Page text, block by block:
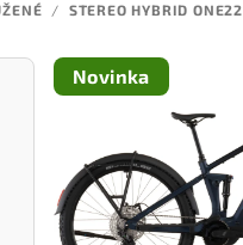
/ STEREO HYBRID ONE22
Novinka